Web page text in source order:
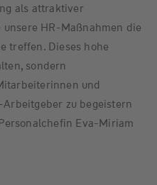
als attraktiver
HR-Maßnahmen die
treffen. Dieses hohe
sondern
und
zu begeistern
Eva-Miriam